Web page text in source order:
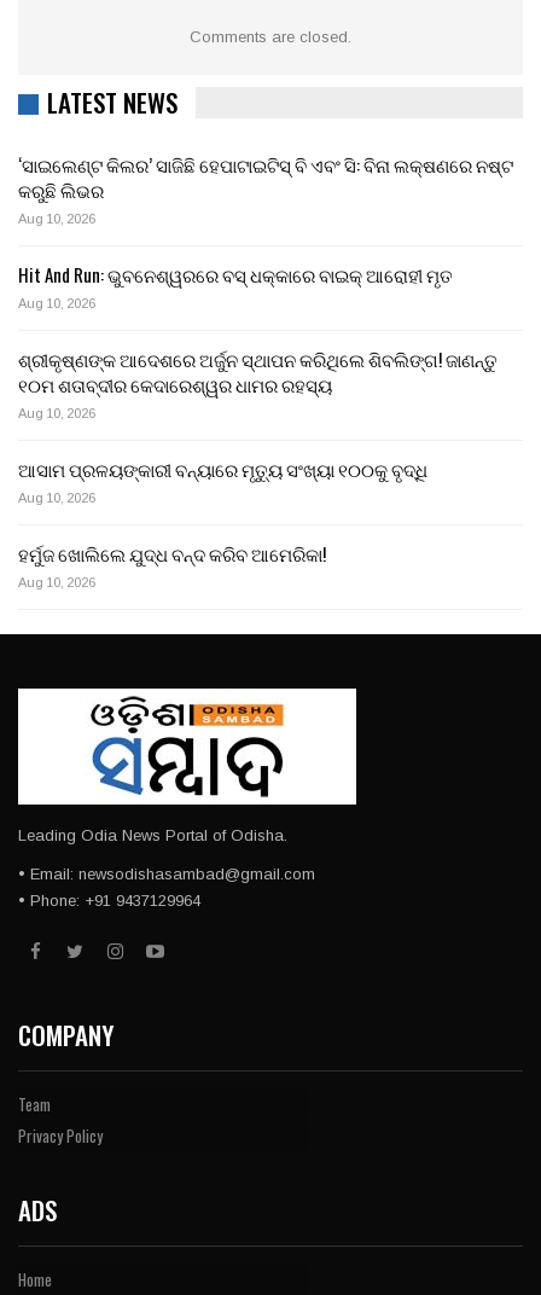
Comments are closed.
LATEST NEWS
‘ସାଇଲେଣ୍ଟ କିଲର’ ସାଜିଛି ହେପାଟାଇଟିସ୍ ବି ଏବଂ ସି: ବିନା ଲକ୍ଷଣରେ ନଷ୍ଟ
କରୁଛି ଲିଭର
Aug 10, 2026
Hit And Run: ଭୁବନେଶ୍ୱରରେ ବସ୍ ଧକ୍କାରେ ବାଇକ୍ ଆରୋହୀ ମୃତ
Aug 10, 2026
ଶ୍ରୀକୃଷ୍ଣଙ୍କ ଆଦେଶରେ ଅର୍ଜୁନ ସ୍ଥାପନ କରିଥିଲେ ଶିବଲିଙ୍ଗ! ଜାଣନ୍ତୁ
୧୦ମ ଶତାବ୍ଦୀର କେଦାରେଶ୍ୱର ଧାମର ରହସ୍ୟ
Aug 10, 2026
ଆସାମ ପ୍ରଳୟଙ୍କାରୀ ବନ୍ୟାରେ ମୃତ୍ୟୁ ସଂଖ୍ୟା ୧୦୦କୁ ବୃଦ୍ଧି
Aug 10, 2026
ହର୍ମୁଜ ଖୋଲିଲେ ଯୁଦ୍ଧ ବନ୍ଦ କରିବ ଆମେରିକା!
Aug 10, 2026
Leading Odia News Portal of Odisha.
• Email: newsodishasambad@gmail.com
• Phone: +91 9437129964
COMPANY
Team
Privacy Policy
ADS
Home